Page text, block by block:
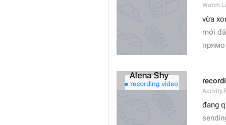
vừa
mới
прямо
đang